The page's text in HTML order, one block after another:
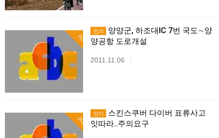
Hot
인기
양양군, 하조대IC 7번 국도∼양
양공항 도로개설
2011.11.06 |
Hot
인기
스킨스쿠버 다이버 표류사고
잇따라..주의요구